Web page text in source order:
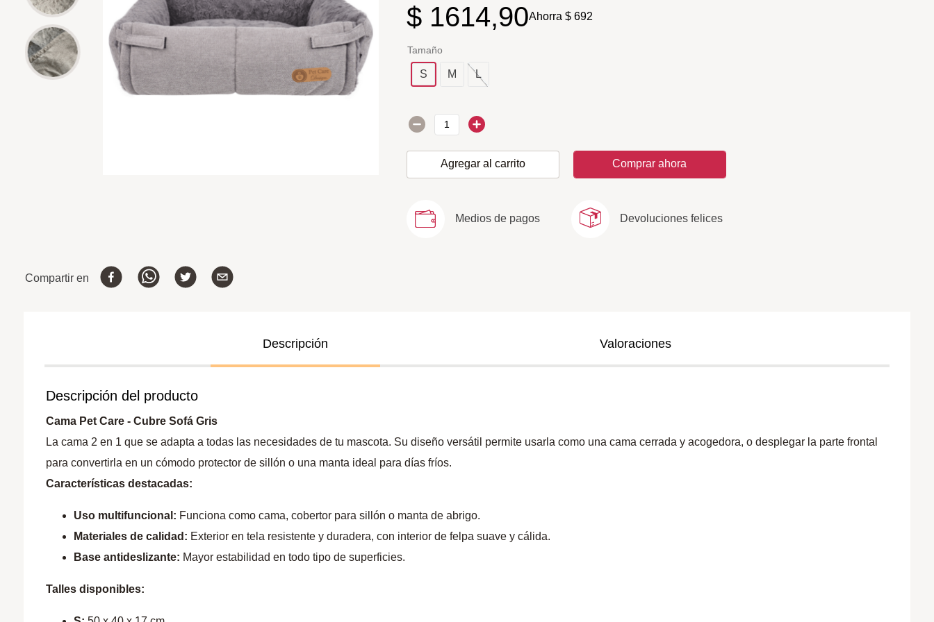
$ 1614,90Ahorra $ 692
Tamaño
S M L
Agregar al carrito Comprar ahora
Medios de pagos Devoluciones felices
Compartir en
Descripción Valoraciones
Descripción del producto
Cama Pet Care - Cubre Sofá Gris
La cama 2 en 1 que se adapta a todas las necesidades de tu mascota. Su diseño versátil permite usarla como una cama cerrada y acogedora, o desplegar la parte frontal
para convertirla en un cómodo protector de sillón o una manta ideal para días fríos.
Características destacadas:
Uso multifuncional: Funciona como cama, cobertor para sillón o manta de abrigo.
Materiales de calidad: Exterior en tela resistente y duradera, con interior de felpa suave y cálida.
Base antideslizante: Mayor estabilidad en todo tipo de superficies.
Talles disponibles: